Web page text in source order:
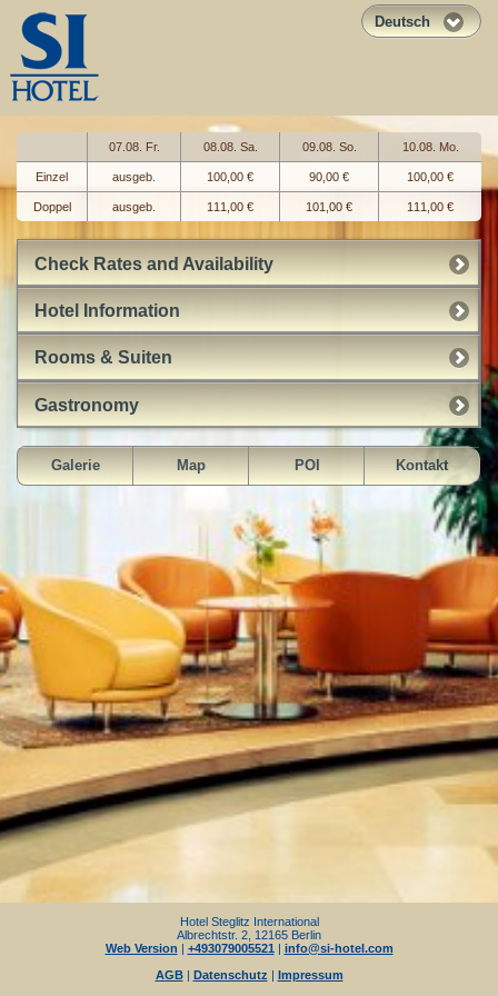
Deutsch
07.08. Fr. 08.08. Sa. 09.08. So. 10.08. Mo.
Einzel ausgeb. 100,00 € 90,00 € 100,00 €
Doppel ausgeb. 111,00 € 101,00 € 111,00 €
Check Rates and Availability
Hotel Information
Rooms & Suiten
Gastronomy
Galerie Map POI Kontakt
Hotel Steglitz International
Albrechtstr. 2, 12165 Berlin
Web Version | +493079005521 | info@si-hotel.com
AGB| Datenschutz | Impressum